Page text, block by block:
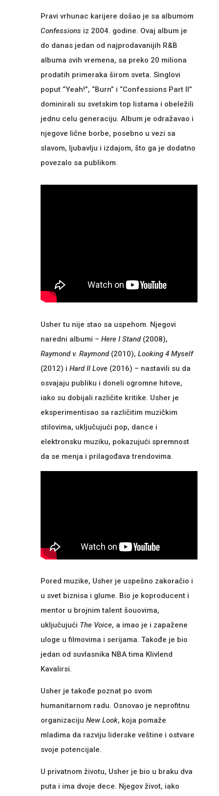
Pravi vrhunac karijere došao je sa albumom
Confessions iz 2004. godine. Ovaj album je
do danas jedan od najprodavanijih R&B
albuma svih vremena, sa preko 20 miliona
prodatih primeraka širom sveta. Singlovi
poput “Yeah!”, “Burn” i “Confessions Part II”
dominirali su svetskim top listama i obeležili
jednu celu generaciju. Album je odražavao i
njegove lične borbe, posebno u vezi sa
slavom, ljubavlju i izdajom, što ga je dodatno
povezalo sa publikom.
Usher tu nije stao sa uspehom. Njegovi
naredni albumi –Here I Stand(2008),
Raymond v. Raymond(2010),Looking 4 Myself
(2012) iHard II Love (2016) – nastavili su da
osvajaju publiku i doneli ogromne hitove,
iako su dobijali različite kritike. Usher je
eksperimentisao sa različitim muzičkim
stilovima, uključujući pop, dance i
elektronsku muziku, pokazujući spremnost
da se menja i prilagođava trendovima.
Pored muzike, Usher je uspešno zakoračio i
u svet biznisa i glume. Bio je koproducent i
mentor u brojnim talent šouovima,
uključujući The Voice, a imao je i zapažene
uloge u filmovima i serijama. Takođe je bio
jedan od suvlasnika NBA tima Klivlend
Kavalirsi.
Usher je takođe poznat po svom
humanitarnom radu. Osnovao je neprofitnu
organizacijuNew Look, koja pomaže
mladima da razviju liderske veštine i ostvare
svoje potencijale.
U privatnom životu, Usher je bio u braku dva
puta i ima dvoje dece. Njegov život, iako